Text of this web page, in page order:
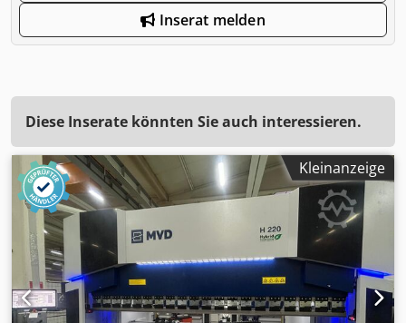
Inserat melden
Diese Inserate könnten Sie auch interessieren.
Kleinanzeige